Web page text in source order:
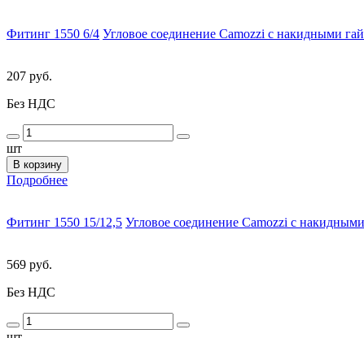
Фитинг 1550 6/4 Угловое соединение Camozzi с накидными
207 руб.
Без НДС
шт
В корзину
Подробнее
Фитинг 1550 15/12,5 Угловое соединение Camozzi с
569 руб.
Без НДС